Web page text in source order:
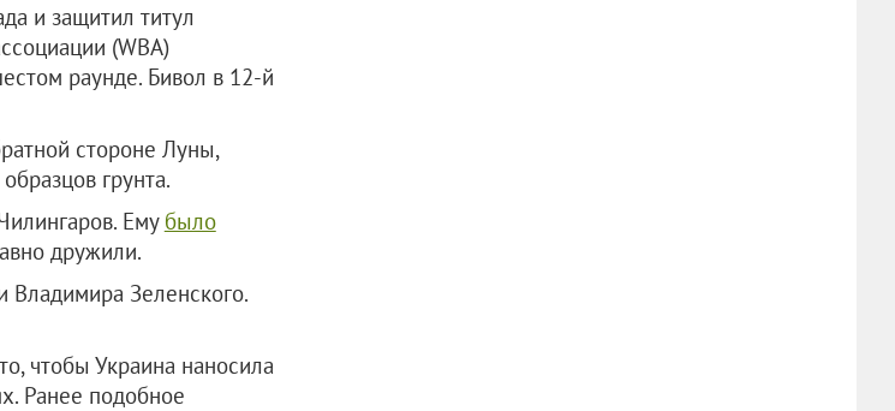
и защитил титул
(WBA)
раунде. Бивол в 12-й
стороне Луны,
грунта.
Ему было
дружили.
Владимира Зеленского.
чтобы Украина наносила
Ранее подобное